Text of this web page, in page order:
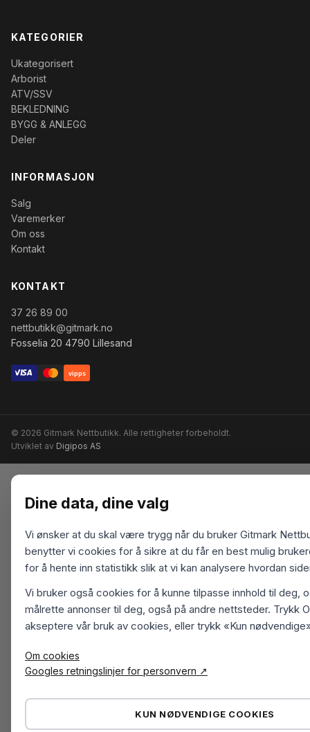
KATEGORIER
Ukategorisert
Arborist
ATV/SSV
BEKLEDNING
BYGG & ANLEGG
Deler
INFORMASJON
Salg
Varemerker
Om oss
Kontakt
KONTAKT
37 26 89 00
nettbutikk@gitmark.no
Fosselia 20 4790 Lillesand
vipps
© 2026 Gitmark Nettbutikk. Alle rettigheter forbeholdt.
Utviklet av Digipos AS
Dine data, dine valg
Vi ønsker at du skal være trygg når du bruker Gitmark
benytter vi cookies for å sikre at du får en best mulig
for å hente inn statistikk slik at vi kan analysere hvordan
Vi bruker også cookies for å kunne tilpasse innhold til deg,
målrette annonser til deg, også på andre nettsteder. Trykk
akseptere vår bruk av cookies, eller trykk «Kun
Om cookies
Googles retningslinjer for personvern ↗
KUN NØDVENDIGE COOKIES